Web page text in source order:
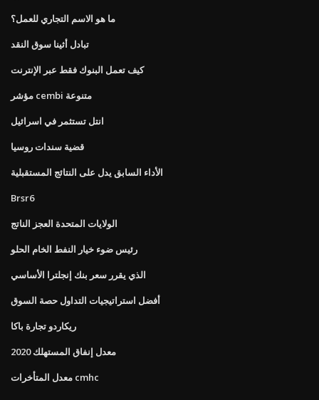
ما هو الاسم التجاري للعمل؟
تبادل أثينا سوق النقد
كيف تعمل البنوك فقط عبر الإنترنت
مؤشر cembi متنوعة
انتل تستثمر في اسرائيل
قضية سندات روسيا
الأداء السابق يدل على النتائج المستقبلية
Brsr6
الولايات المتحدة العجز الناتج
رئيس ضوء خيار النفط الخام الحلو
الذي يقرر سعر بنك إنجلترا الأساسي
أفضل استراتيجيات التداول حصة السوق
ريكاردو تجارة باكا
معدل إنفاق المستهلك 2020
معدل المتأخرات cmhc